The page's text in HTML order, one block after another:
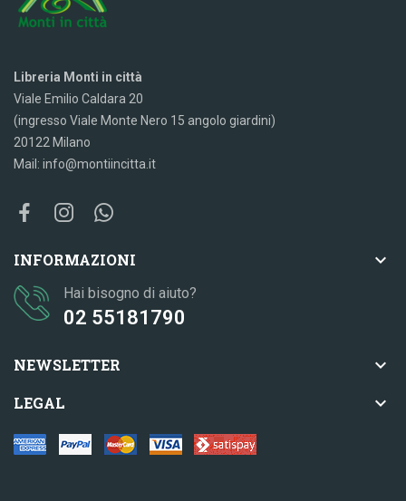
Libreria Monti in città
Viale Emilio Caldara 20
(ingresso Viale Monte Nero 15 angolo giardini)
20122 Milano
Mail: info@montiincitta.it
INFORMAZIONI 
Hai bisogno di aiuto?
02 55181790
NEWSLETTER 
LEGAL 